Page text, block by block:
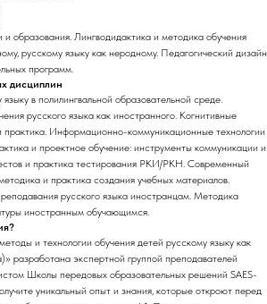
образования. Лингводидактика и методика обучения
русскому языку как неродному. Педагогический дизайн
программ.
дисциплин
в полилингвальной образовательной среде.
русского языка как иностранного. Когнитивные
практика. Информационно-коммуникационные технологии
и проектное обучение: инструменты коммуникации и
и практика тестирования РКИ/РКН. Современный
и практика создания учебных материалов.
русского языка иностранцам. Методика
иностранным обучающимся.
и технологии обучения детей русскому языку как
разработана экспертной группой преподавателей
Школы передовых образовательных решений SAES-
уникальный опыт и знания, которые откроют перед